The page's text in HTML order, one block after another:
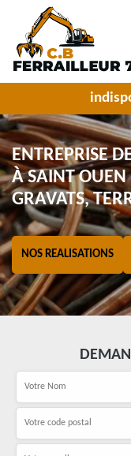
ENTREPRISE
À SAINT
GRAVATS,
NOS REALISATIONS